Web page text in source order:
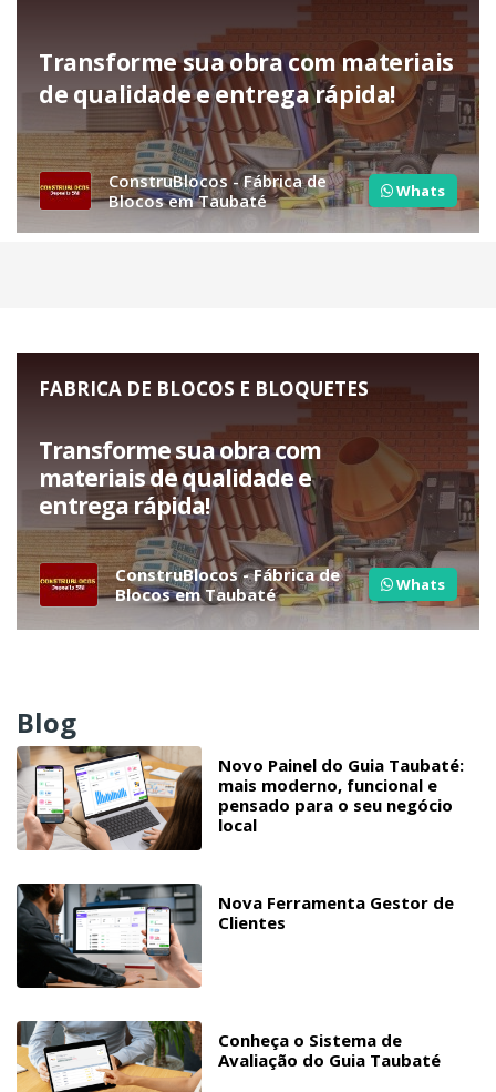
Transforme sua obra com materiais
de qualidade e entrega rápida!
ConstruBlocos - Fábrica de
Blocos em Taubaté
Whats
FABRICA DE BLOCOS E BLOQUETES
Transforme sua obra com
materiais de qualidade e
entrega rápida!
ConstruBlocos - Fábrica de
Blocos em Taubaté
Whats
Blog
Novo Painel do Guia Taubaté:
mais moderno, funcional e
pensado para o seu negócio
local
Nova Ferramenta Gestor de
Clientes
Conheça o Sistema de
Avaliação do Guia Taubaté